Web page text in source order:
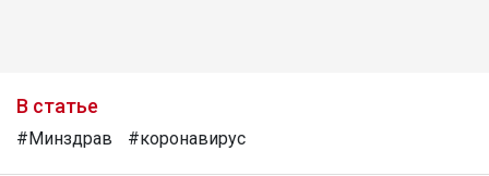
В статье
#Минздрав #коронавирус